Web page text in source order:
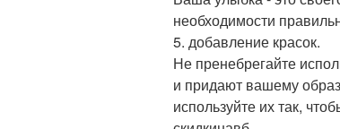
необходимости
5. добавление красок.
Не пренебрегайте
и придают вашему
используйте их так,